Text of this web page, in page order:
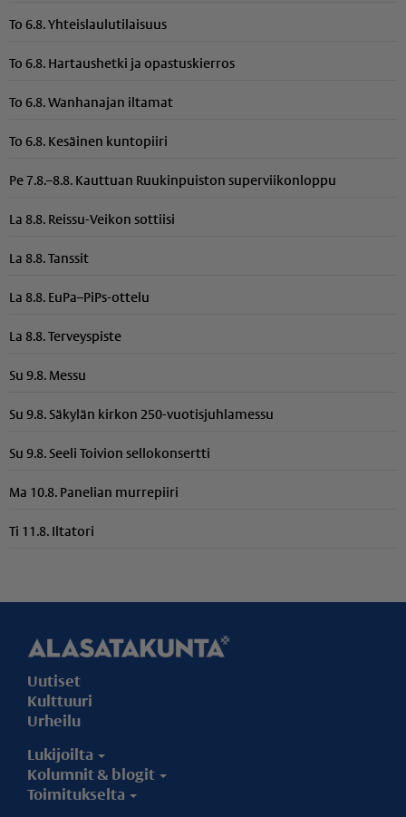
To 6.8. Yhteis­lau­lu­ti­laisuus
To 6.8. Hartaushetki ja opastuskierros
To 6.8. Wanhanajan iltamat
To 6.8. Kesäinen kuntopiiri
Pe 7.8.–8.8. Kauttuan Ruukinpuiston superviikonloppu
La 8.8. Reissu-Veikon sottiisi
La 8.8. Tanssit
La 8.8. EuPa–PiPs-ottelu
La 8.8. Terveyspiste
Su 9.8. Messu
Su 9.8. Säkylän kirkon 250-vuotisjuhlamessu
Su 9.8. Seeli Toivion sellokonsertti
Ma 10.8. Panelian murrepiiri
Ti 11.8. Iltatori
Uutiset
Kulttuuri
Urheilu
Lukijoilta
Kolumnit & blogit
Toimitukselta